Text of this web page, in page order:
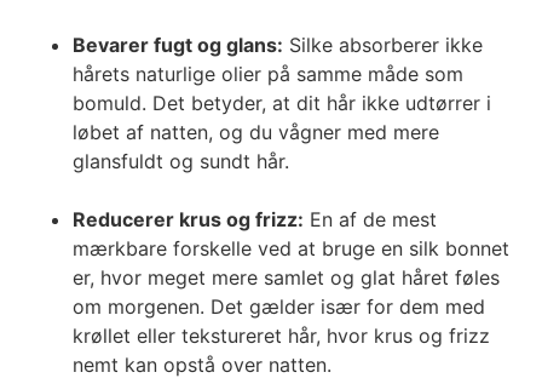
Bevarer fugt og glans: Silke absorberer ikke
hårets naturlige olier på samme måde som
bomuld. Det betyder, at dit hår ikke udtørrer i
løbet af natten, og du vågner med mere
glansfuldt og sundt hår.
Reducerer krus og frizz: En af de mest
mærkbare forskelle ved at bruge en silk bonnet
er, hvor meget mere samlet og glat håret føles
om morgenen. Det gælder især for dem med
krøllet eller tekstureret hår, hvor krus og frizz
nemt kan opstå over natten.